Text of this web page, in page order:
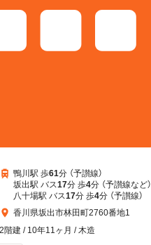
鴨川駅 歩61分 （予讃線）
坂出駅 バス17分 歩4分 （予讃線など）
八十場駅 バス17分 歩4分 （予讃線）
香川県坂出市林田町2760番地1
2階建 / 10年11ヶ月 / 木造